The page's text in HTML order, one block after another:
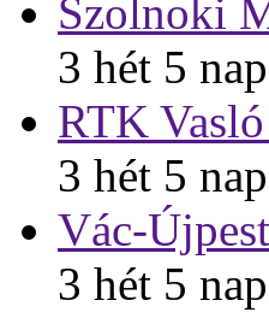
Szolnoki
3 hét 5 nap
RTK
3 hét 5 nap
Vác-
3 hét 5 nap